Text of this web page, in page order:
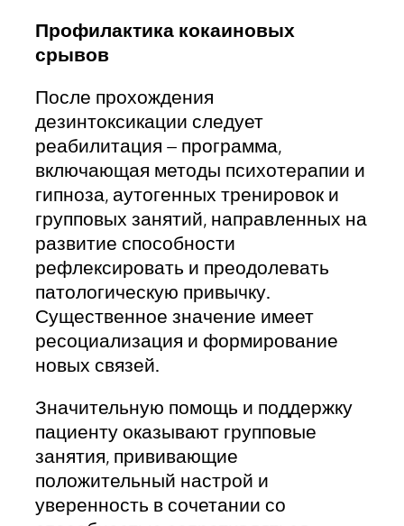
Профилактика кокаиновых
срывов
После прохождения
дезинтоксикации следует
реабилитация – программа,
включающая методы психотерапии и
гипноза, аутогенных тренировок и
групповых занятий, направленных на
развитие способности
рефлексировать и преодолевать
патологическую привычку.
Существенное значение имеет
ресоциализация и формирование
новых связей.
Значительную помощь и поддержку
пациенту оказывают групповые
занятия, прививающие
положительный настрой и
уверенность в сочетании со